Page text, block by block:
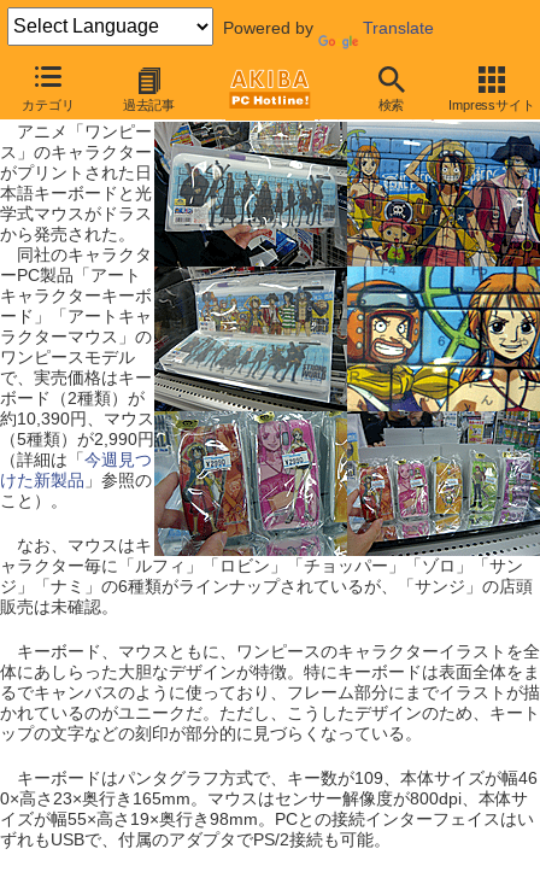
Powered by Translate
カテゴリ 過去記事 検索 Impressサイト
【 2009年12月19日号 】
アニメ「ワンピース」のイラスト入りキーボードが発売
アニメ「ワンピー
ス」のキャラクター
がプリントされた日
本語キーボードと光
学式マウスがドラス
から発売された。
同社のキャラクタ
ーPC製品「アート
キャラクターキーボ
ード」「アートキャ
ラクターマウス」の
ワンピースモデル
で、実売価格はキー
ボード（2種類）が
約10,390円、マウス
（5種類）が2,990円
（詳細は「今週見つ
けた新製品 」参照の
こと）。
なお、マウスはキ
ャラクター毎に「ルフィ」「ロビン」「チョッパー」「ゾロ」「サン
ジ」「ナミ」の6種類がラインナップされているが、「サンジ」の店頭
販売は未確認。
キーボード、マウスともに、ワンピースのキャラクターイラストを全
体にあしらった大胆なデザインが特徴。特にキーボードは表面全体をま
るでキャンバスのように使っており、フレーム部分にまでイラストが描
かれているのがユニークだ。ただし、こうしたデザインのため、キート
ップの文字などの刻印が部分的に見づらくなっている。
キーボードはパンタグラフ方式で、キー数が109、本体サイズが幅46
0×高さ23×奥行き165mm。マウスはセンサー解像度が800dpi、本体サ
イズが幅55×高さ19×奥行き98mm。PCとの接続インターフェイスはい
ずれもUSBで、付属のアダプタでPS/2接続も可能。